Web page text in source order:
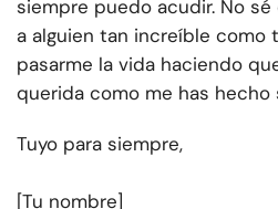
siempre puedo acudir. No
a alguien tan increíble como
pasarme la vida haciendo
querida como me has hecho
Tuyo para siempre,
[Tu nombre]